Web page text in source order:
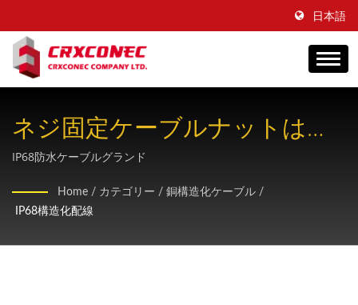
日本語
ネジ固定ケーブルナットは、
さまざまな屋外用ケーブルサ
イズに対応するように設計さ
れています。
IP68防水ケーブルグランド
Home / カテゴリー / 銅構造化ケーブル /
IP68構造化配線